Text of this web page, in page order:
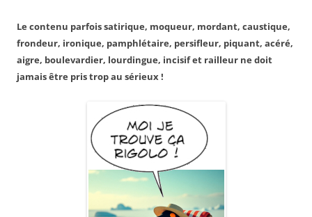
Le contenu parfois satirique, moqueur, mordant, caustique,
frondeur, ironique, pamphlétaire, persifleur, piquant, acéré,
aigre, boulevardier, lourdingue, incisif et railleur ne doit
jamais être pris trop au sérieux !